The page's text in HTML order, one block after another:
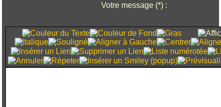
Votre message (*) :